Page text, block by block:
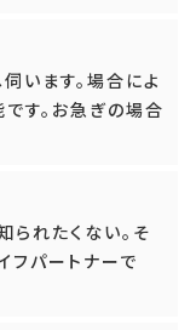
います。場合によ
す。お急ぎの場合
られたくない。そ
フパートナーで